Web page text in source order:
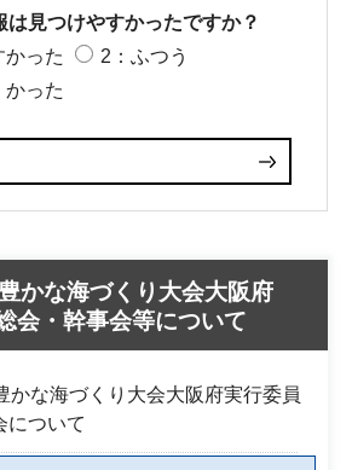
は見つけやすかったですか？
かった
2：ふつう
かった
かな海づくり大会大阪府
会・幹事会等について
かな海づくり大会大阪府実行委員
について